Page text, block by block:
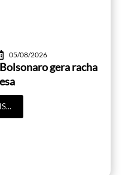
05/08/2026
gera racha